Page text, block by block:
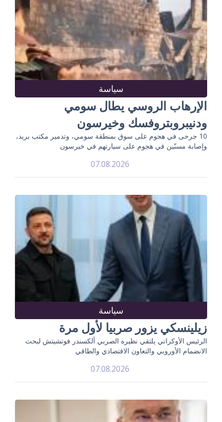
سياسة
الإرهاب الروسي يطال سومي
ودنيبروبتروفسك وخيرسون
10 جرحى في هجوم على سوق بمنطقة سومي، وتدمير مكتب بريد،
وإصابة مسنّين في هجوم على سيارتهم في خيرسون
07.08.2026
سياسة
زيلينسكي يزور صربيا لأول مرة
الرئيس الأوكراني يلتقي نظيره الصربي ألكسندر فوتشيتش لبحث
الانضمام الأوروبي والتعاون الاقتصادي والطاقي
07.08.2026